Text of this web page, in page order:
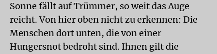
Sonne fällt auf Trümmer, so weit das Auge
reicht. Von hier oben nicht zu erkennen: Die
Menschen dort unten, die von einer
Hungersnot bedroht sind. Ihnen gilt die